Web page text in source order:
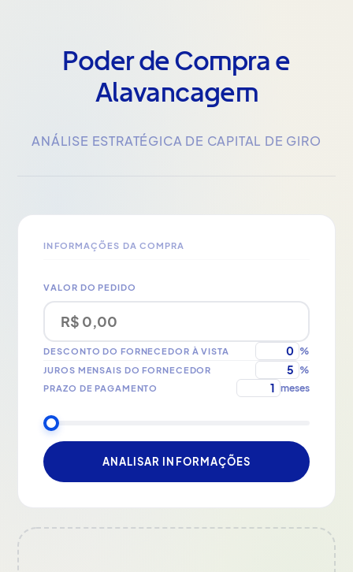
Poder de Compra e
Alavancagem
ANÁLISE ESTRATÉGICA DE CAPITAL DE GIRO
INFORMAÇÕES DA COMPRA
VALOR DO PEDIDO
DESCONTO DO FORNECEDOR À VISTA %
JUROS MENSAIS DO FORNECEDOR %
PRAZO DE PAGAMENTO meses
ANALISAR INFORMAÇÕES